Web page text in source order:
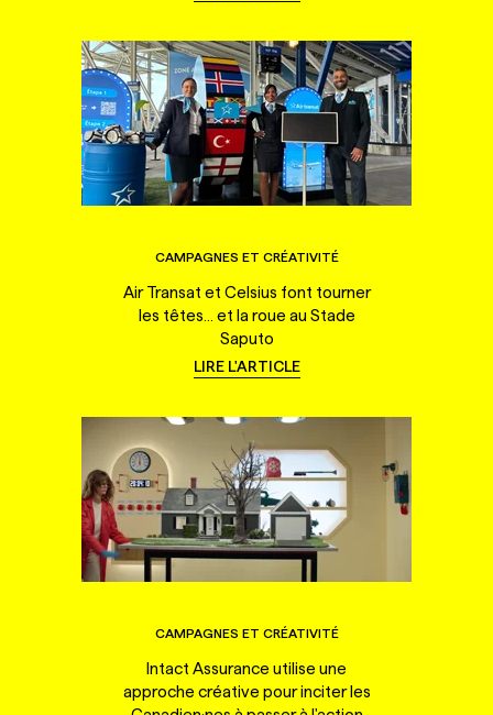
CAMPAGNES ET CRÉATIVITÉ
Air Transat et Celsius font tourner
les têtes... et la roue au Stade
Saputo
LIRE L'ARTICLE
CAMPAGNES ET CRÉATIVITÉ
Intact Assurance utilise une
approche créative pour inciter les